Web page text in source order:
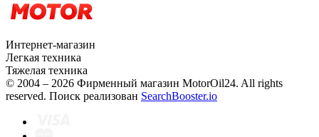
Интернет-магазин
Легкая техника
Тяжелая техника
© 2004 – 2026 Фирменный магазин MotorOil24. All rights
reserved. Поиск реализован SearchBooster.io